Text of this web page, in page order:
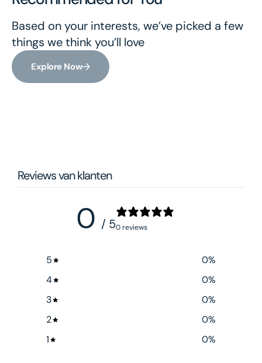
Based on your interests, we’ve picked a few
things we think you’ll love
Explore Now
Reviews van klanten
0 / 50 reviews
5 0%
4
0%
3
0%
2
0%
1
0%